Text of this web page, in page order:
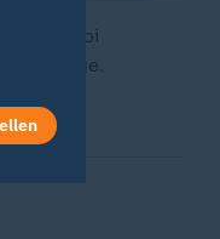
Leqembi
in Frage.